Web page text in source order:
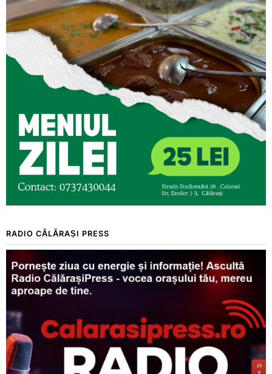
RADIO CĂLĂRAȘI PRESS